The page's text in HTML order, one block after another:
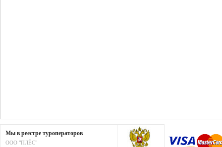
Мы в реестре туроператоров
ООО "ПЛЁС"